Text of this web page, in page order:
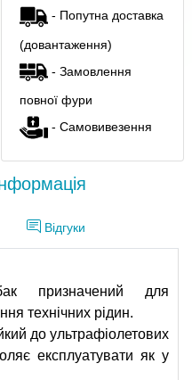
- Попутна доставка
(довантаження)
- Замовлення
повної фури
- Самовивезення
Відгуки
призначений для
технічних рідин.
до ультрафіолетових
експлуатувати як у